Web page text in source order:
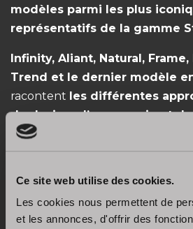
Ce site web utilise des cookies.
Les cookies nous permettent de
et les annonces, d'offrir des
modèles parmi les plus
représentatifs de la gamme
Infinity, Aliant, Natural,
Trend et le dernier modèle
racontent les différentes
de design, d’ergonomie et
entreprise qui a fait de la
conceptuelle et de la
Le point de vente de Manille
magasin ouvert en collaboration